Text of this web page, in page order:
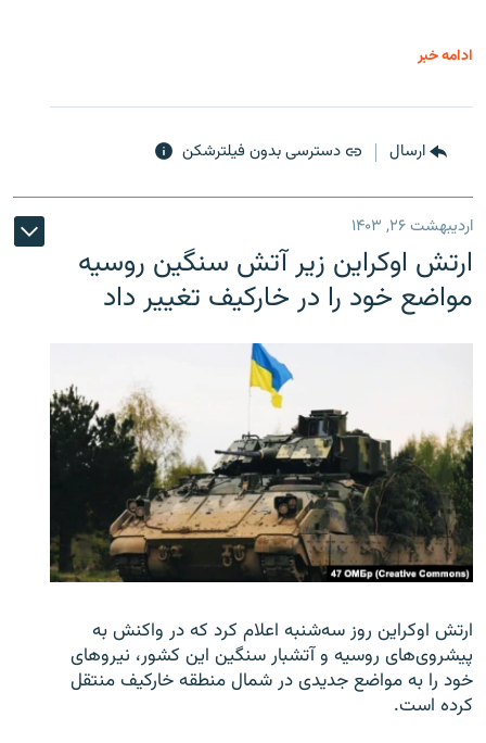
ادامه خبر
ارسال دسترسی بدون فیلترشکن
اردیبهشت ۲۶, ۱۴۰۳
ارتش اوکراین زیر آتش سنگین روسیه
مواضع خود را در خارکیف تغییر داد
ارتش اوکراین روز سه‌شنبه اعلام کرد که در واکنش به
پیشروی‌های روسیه و آتشبار سنگین این کشور، نیروهای
خود را به مواضع جدیدی در شمال منطقه خارکیف منتقل
کرده است.